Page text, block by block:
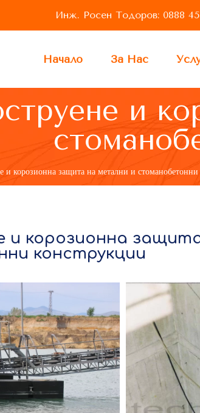
Инж. Росен Тодоров: 0888
Начало За Нас
и
и корозионна защита на метални и
и корозионна
конструкции